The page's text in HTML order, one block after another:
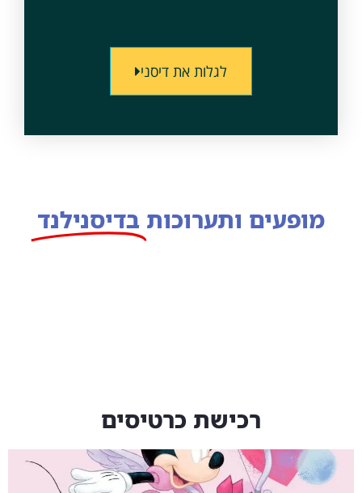
לגלות את דיסני
מופעים ותערוכות בדיסנילנד
רכישת כרטיסים